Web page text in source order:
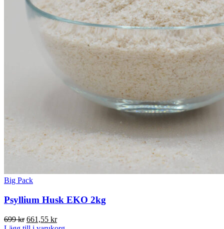
Big Pack
Psyllium Husk EKO 2kg
699kr Det
661,55 krDet